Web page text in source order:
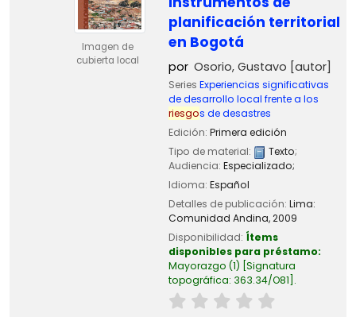
Imagen de
cubierta local
planificación territorial
en Bogotá
por Osorio, Gustavo [autor]
Series Experiencias significativas
de desarrollo local frente a los
riesgos de desastres
Edición: Primera edición
Tipo de material:
Texto;
Audiencia: Especializado;
Idioma: Español
Detalles de publicación: Lima:
Comunidad Andina,2009
Disponibilidad: Ítems
disponibles para préstamo:
Mayorazgo (1) Signatura
topográfica: 363.34/O81 .